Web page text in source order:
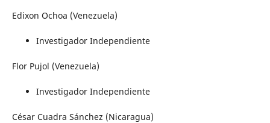
Edixon Ochoa (Venezuela)
Investigador Independiente
Flor Pujol (Venezuela)
Investigador Independiente
César Cuadra Sánchez (Nicaragua)